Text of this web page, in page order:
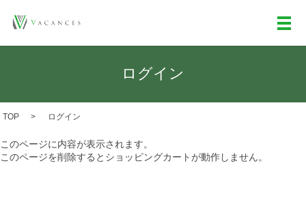
メ
ログイン
TOP ログイン
このページに内容が表示されます。
このページを削除するとショッピングカートが動作しません。